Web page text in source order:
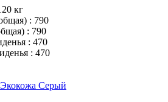
кг
: 790
: 790
: 470
: 470
Серый